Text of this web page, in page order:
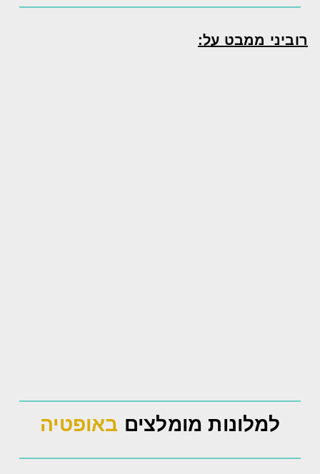
רוביני ממבט על:
למלונות מומלצים באופטיה